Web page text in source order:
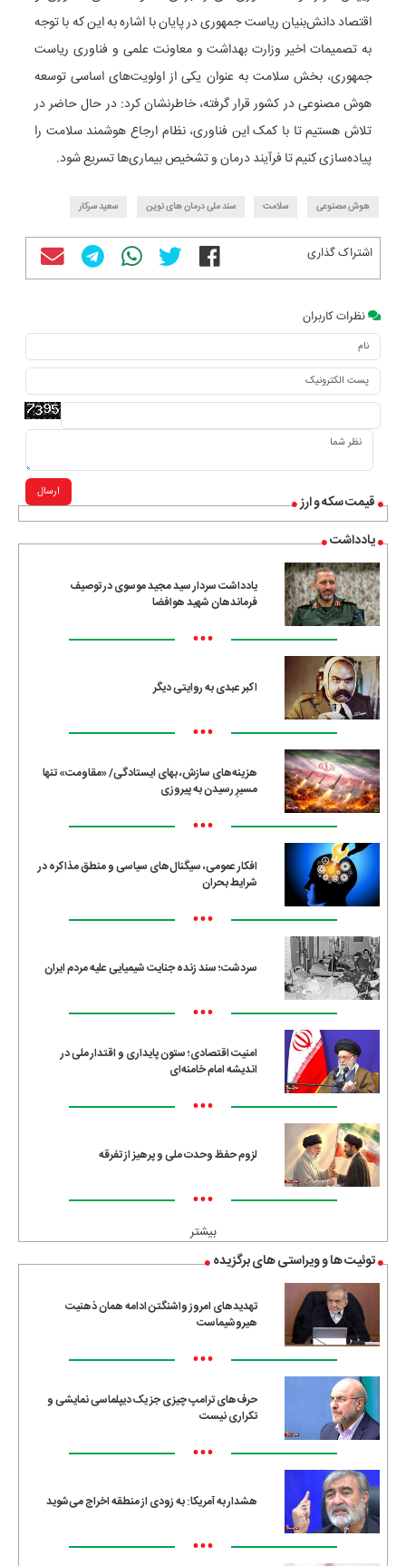
قیمت سکه و ارز
یادداشت
یادداشت سردار سید مجید موسوی در توصیف
فرماندهان شهید هوافضا
•••
اکبر عبدی به روایتی دیگر
•••
هزینه‌های سازش، بهای ایستادگی/ «مقاومت» تنها
مسیرِ رسیدن به پیروزی
•••
افکار عمومی، سیگنال‌های سیاسی و منطق مذاکره در
شرایط بحران
•••
سردشت؛ سند زنده جنایت شیمیایی علیه مردم ایران
•••
امنیت اقتصادی؛ ستون پایداری و اقتدار ملی در
اندیشه امام خامنه‌ای
•••
لزوم حفظ وحدت ملی و پرهیز از تفرقه
•••
بیشتر
توئیت ها و ویراستی های برگزیده
تهدیدهای امروز واشنگتن ادامه همان ذهنیت
هیروشیماست
•••
حرف‌های ترامپ چیزی جز یک دیپلماسی نمایشی و
تکراری نیست
•••
هشدار به آمریکا: به زودی از منطقه اخراج می‌شوید
•••
اقتصاد دانش‌بنیان ریاست جمهوری در پایان با اشاره به این که با توجه
به تصمیمات اخیر وزارت بهداشت و معاونت علمی و فناوری ریاست
جمهوری، بخش سلامت به عنوان یکی از اولویت‌های اساسی توسعه
هوش مصنوعی در کشور قرار گرفته، خاطرنشان کرد: در حال حاضر در
تلاش هستیم تا با کمک این فناوری، نظام ارجاع هوشمند سلامت را
پیاده‌سازی کنیم تا فرآیند درمان و تشخیص بیماری‌ها تسریع شود.
هوش مصنوعی سلامت سند ملی درمان های نوین سعید سرکار
اشتراک گذاری
نظرات کاربران
ارسال